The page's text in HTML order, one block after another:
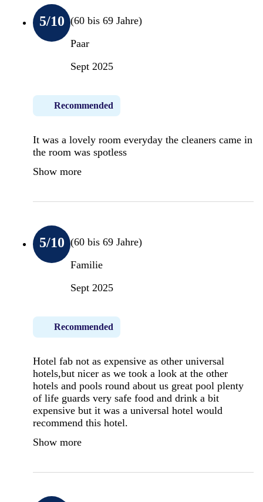
5/10 (60 bis 69 Jahre)
Paar
Sept 2025
Recommended
It was a lovely room everyday the cleaners came in
the room was spotless
Show more
5/10 (60 bis 69 Jahre)
Familie
Sept 2025
Recommended
Hotel fab not as expensive as other universal
hotels,but nicer as we took a look at the other
hotels and pools round about us great pool plenty
of life guards very safe food and drink a bit
expensive but it was a universal hotel would
recommend this hotel.
Show more